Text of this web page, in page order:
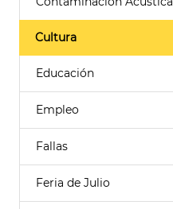
Cultura
Educación
Empleo
Fallas
Feria de Julio